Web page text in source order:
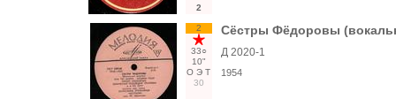
2
2
33○
10"
О Э Т
30
Сёстры Фёдоровы
Д 2020-1
1954